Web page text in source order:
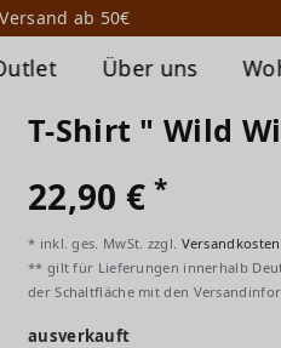
ab 50€
Über uns
T-Shirt " Wild
22,90 €*
* inkl. ges. MwSt. zzgl. Versandkosten
** gilt für Lieferungen innerhalb
der Schaltfläche mit den
ausverkauft